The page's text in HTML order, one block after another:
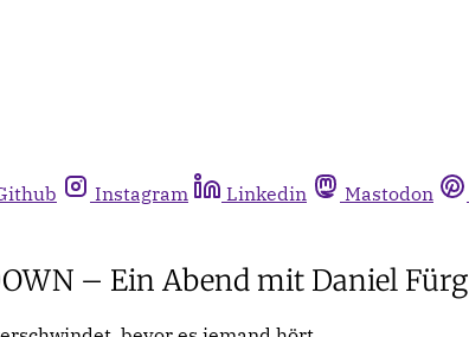
Instagram Linkedin Mastodon
– Ein Abend mit Daniel Fürg